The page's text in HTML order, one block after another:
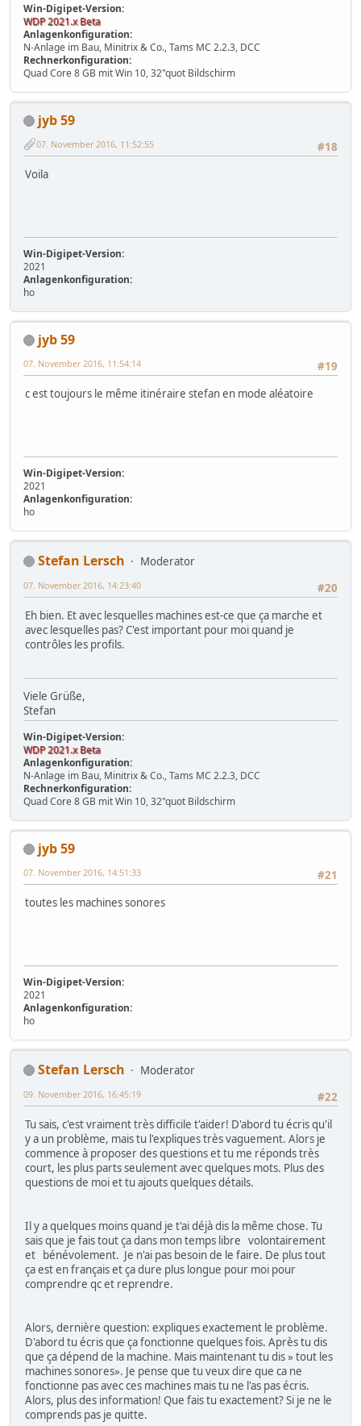
Win-Digipet-Version:
WDP 2021.x Beta
Anlagenkonfiguration:
N-Anlage im Bau, Minitrix & Co., Tams MC 2.2.3, DCC
Rechnerkonfiguration:
Quad Core 8 GB mit Win 10, 32"quot Bildschirm
jyb 59
#18
07. November 2016, 11:52:55
Voila
Win-Digipet-Version:
2021
Anlagenkonfiguration:
ho
jyb 59
#19
07. November 2016, 11:54:14
c est toujours le même itinéraire stefan en mode aléatoire
Win-Digipet-Version:
2021
Anlagenkonfiguration:
ho
Stefan Lersch
Moderator
#20
07. November 2016, 14:23:40
Eh bien. Et avec lesquelles machines est-ce que ça marche et
avec lesquelles pas? C'est important pour moi quand je
contrôles les profils.
Viele Grüße,
Stefan
Win-Digipet-Version:
WDP 2021.x Beta
Anlagenkonfiguration:
N-Anlage im Bau, Minitrix & Co., Tams MC 2.2.3, DCC
Rechnerkonfiguration:
Quad Core 8 GB mit Win 10, 32"quot Bildschirm
jyb 59
#21
07. November 2016, 14:51:33
toutes les machines sonores
Win-Digipet-Version:
2021
Anlagenkonfiguration:
ho
Stefan Lersch
Moderator
#22
09. November 2016, 16:45:19
Tu sais, c'est vraiment très difficile t'aider! D'abord tu écris qu'il
y a un problème, mais tu l'expliques très vaguement. Alors je
commence à proposer des questions et tu me réponds très
court, les plus parts seulement avec quelques mots. Plus des
questions de moi et tu ajouts quelques détails.
Il y a quelques moins quand je t'ai déjà dis la même chose. Tu
sais que je fais tout ça dans mon temps libre volontairement
et bénévolement. Je n'ai pas besoin de le faire. De plus tout
ça est en français et ça dure plus longue pour moi pour
comprendre qc et reprendre.
Alors, dernière question: expliques exactement le problème.
D'abord tu écris que ça fonctionne quelques fois. Après tu dis
que ça dépend de la machine. Mais maintenant tu dis » tout les
machines sonores». Je pense que tu veux dire que ca ne
fonctionne pas avec ces machines mais tu ne l'as pas écris.
Alors, plus des information! Que fais tu exactement? Si je ne le
comprends pas je quitte.